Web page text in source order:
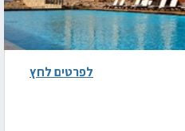
לפרטים לחץ